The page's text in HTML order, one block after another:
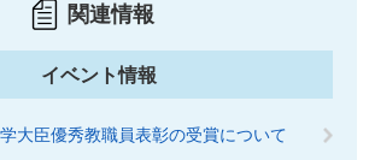
関連情報
イベント情報
大臣優秀教職員表彰の受賞について